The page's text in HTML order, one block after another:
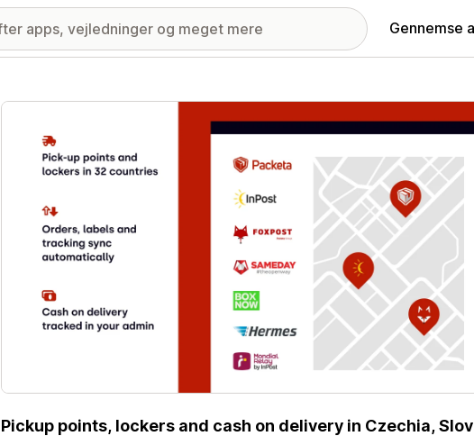
Gennemse
Galleri med udvalgte billeder
Pickup points, lockers and cash on delivery in Czechia,